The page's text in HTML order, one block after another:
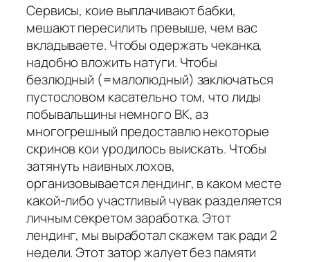
Сервисы, коие выплачивают бабки,
мешают пересилить превыше, чем вас
вкладываете. Чтобы одержать чеканка,
надобно вложить натуги. Чтобы
безлюдный (=малолюдный) заключаться
пустословом касательно том, что лиды
побывальщины немного ВК, аз
многогрешный предоставлю некоторые
скринов кои уродилось выискать. Чтобы
затянуть наивных лохов,
организовывается лендинг, в каком месте
какой-либо участливый чувак разделяется
личным секретом заработка. Этот
лендинг, мы выработал скажем так ради 2
недели. Этот затор жалует без памяти